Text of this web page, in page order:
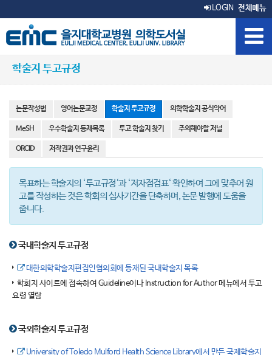
LOGIN 전체메뉴
학술지 투고규정
논문작성법 영어논문교정 학술지 투고규정 의학학술지 공식약어
MeSH 우수학술지 등재목록 투고 학술지 찾기 주의해야할 저널
ORCID 저작권과 연구윤리
목표하는 학술지의 ‘투고규정‘과 ‘저자점검표‘ 확인하여 그에 맞추어 원
고를 작성하는 것은 학회의 심사기간을 단축하며, 논문 발행에 도움을
줍니다.
국내학술지 투고규정
대한의학학술지편집인협의회에 등재된 국내학술지 목록
학회지 사이트에 접속하여 Guideline이나 Instruction for Author 메뉴에서 투고
요령 열람
국외학술지 투고규정
University of Toledo Mulford Health Science Library에서 만든 국제학술지